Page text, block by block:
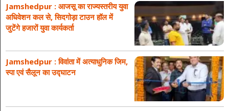
Jamshedpur : आजसू का राज्यस्तरीय युवा
अधिवेशन कल से, सिदगोड़ा टाउन हॉल में
जुटेंगे हजारों युवा कार्यकर्ता
Jamshedpur : विवांता में अत्याधुनिक जिम,
स्पा एवं सैलून का उद्घाटन